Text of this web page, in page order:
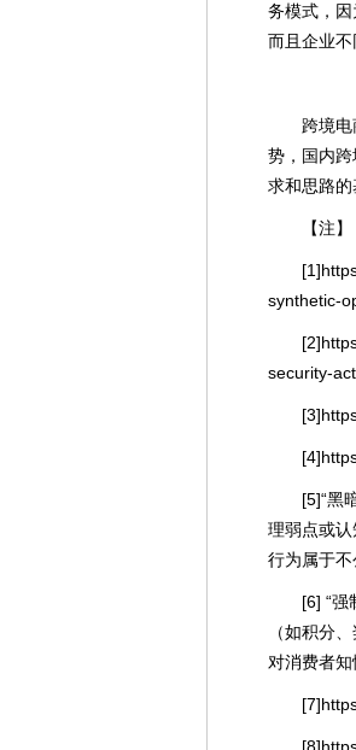
务模式，
而且企业不
跨境
势，国内
求和思路的
【注】
synthetic-
security-
[5]“黑
理弱点或
行为属于不
[6] “
（如积分
对消费者知